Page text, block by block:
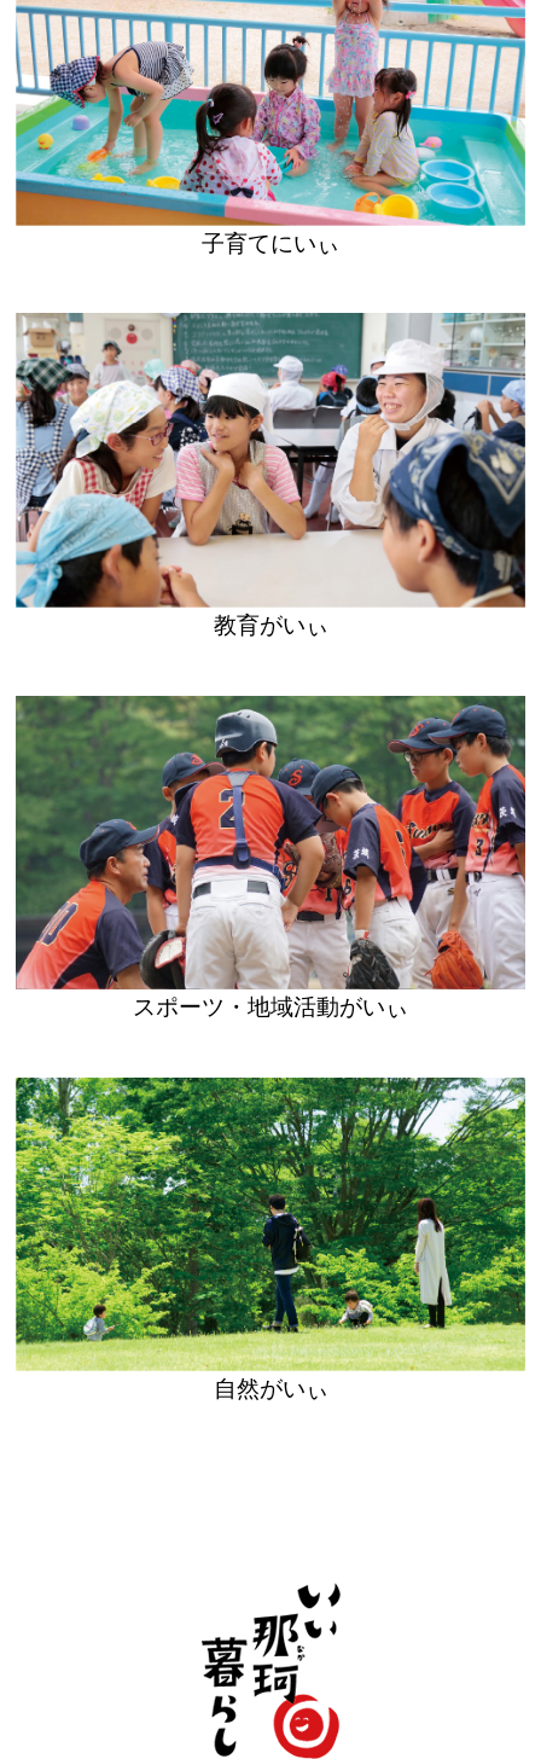
子育てにいぃ
教育がいぃ
スポーツ・地域活動がいぃ
自然がいぃ